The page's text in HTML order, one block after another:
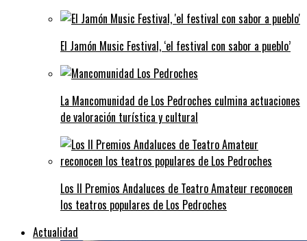
El Jamón Music Festival, ‘el festival con sabor a pueblo’
La Mancomunidad de Los Pedroches culmina actuaciones
de valoración turística y cultural
Los II Premios Andaluces de Teatro Amateur reconocen
los teatros populares de Los Pedroches
Actualidad